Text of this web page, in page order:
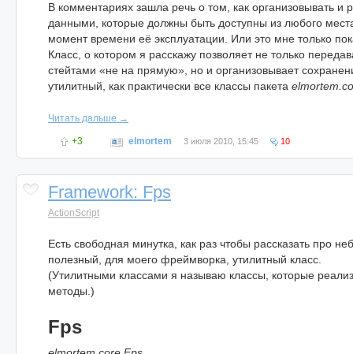
В комментариях зашла речь о том, как организовывать и
данными, которые должны быть доступны из любого
момент времени её эксплуатации. Или это мне только
Класс, о котором я расскажу позволяет не только
стейтами «не на прямую», но и организовывает
утилитный, как практически все классы пакета
Читать дальше →
+3 elmortem 3 июля 2010, 15:45 10
Framework: Fps
ActionScript
Есть свободная минутка, как раз чтобы рассказать про
полезный, для моего фреймворка, утилитный класс.
(Утилитными классами я называю классы, которые
методы.)
Fps